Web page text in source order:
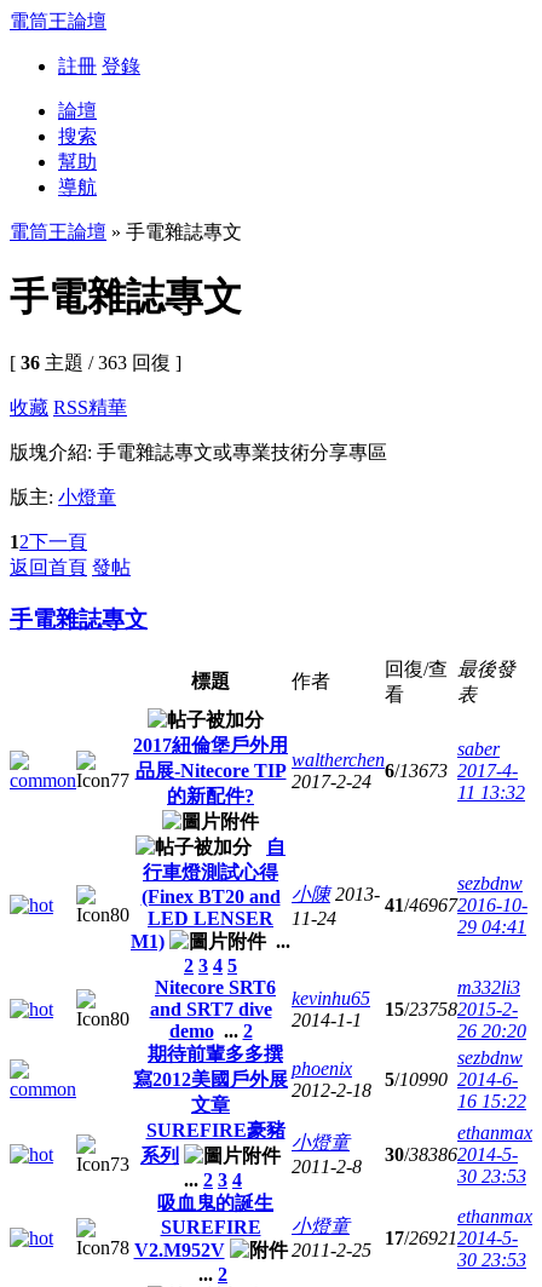
電筒王論壇
註冊 登錄
論壇
搜索
幫助
導航
電筒王論壇 » 手電雜誌專文
手電雜誌專文
[ 36 主題 / 363 回復 ]
收藏 RSS精華
版塊介紹: 手電雜誌專文或專業技術分享專區
版主: 小燈童
12下一頁
返回首頁 發帖
手電雜誌專文
標題 作者
回復/查
看
最後發
表
2017紐倫堡戶外用
品展-Nitecore TIP
的新配件?
waltherchen
2017-2-24
6/13673
saber
2017-4-
11 13:32
自
行車燈測試心得
(Finex BT20 and
LED LENSER
M1)
...
2 3 4 5
小陳 2013-
11-24
41/46967
sezbdnw
2016-10-
29 04:41
Nitecore SRT6
and SRT7 dive
demo ... 2
kevinhu65
2014-1-1
15/23758
m332li3
2015-2-
26 20:20
期待前輩多多撰
寫2012美國戶外展
文章
phoenix
2012-2-18
5/10990
sezbdnw
2014-6-
16 15:22
SUREFIRE豪豬
系列
... 2 3 4
小燈童
2011-2-8
30/38386
ethanmax
2014-5-
30 23:53
吸血鬼的誕生
SUREFIRE
V2.M952V
... 2
小燈童
2011-2-25
17/26921
ethanmax
2014-5-
30 23:53